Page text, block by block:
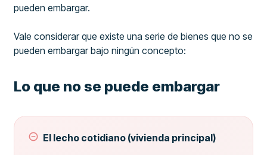
pueden embargar.
Vale considerar que existe una serie de bienes que no se
pueden embargar bajo ningún concepto:
Lo que no se puede embargar
El lecho cotidiano (vivienda principal)